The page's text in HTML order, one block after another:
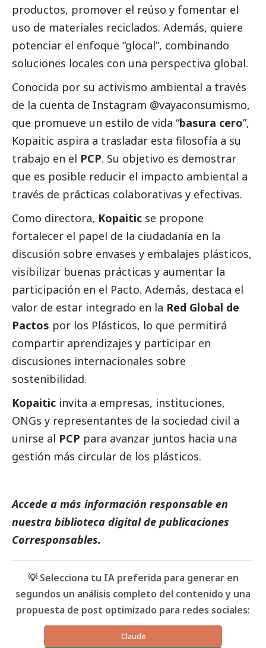
productos, promover el reúso y fomentar el
uso de materiales reciclados. Además, quiere
potenciar el enfoque “glocal”, combinando
soluciones locales con una perspectiva global.
Conocida por su activismo ambiental a través
de la cuenta de Instagram @vayaconsumismo,
que promueve un estilo de vida “basura cero”,
Kopaitic aspira a trasladar esta filosofía a su
trabajo en el PCP. Su objetivo es demostrar
que es posible reducir el impacto ambiental a
través de prácticas colaborativas y efectivas.
Como directora, Kopaitic se propone
fortalecer el papel de la ciudadanía en la
discusión sobre envases y embalajes plásticos,
visibilizar buenas prácticas y aumentar la
participación en el Pacto. Además, destaca el
valor de estar integrado en la Red Global de
Pactos por los Plásticos, lo que permitirá
compartir aprendizajes y participar en
discusiones internacionales sobre
sostenibilidad.
Kopaitic invita a empresas, instituciones,
ONGs y representantes de la sociedad civil a
unirse al PCP para avanzar juntos hacia una
gestión más circular de los plásticos.
Accede a más información responsable en
nuestra biblioteca digital de publicaciones
Corresponsables.
💡 Selecciona tu IA preferida para generar en
segundos un análisis completo del contenido y una
propuesta de post optimizado para redes sociales:
Claude